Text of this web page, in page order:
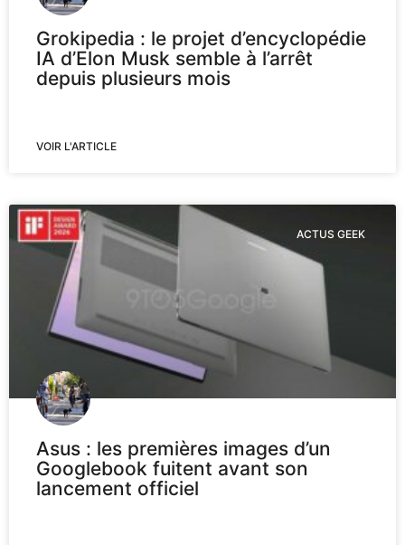
Grokipedia : le projet d’encyclopédie
IA d’Elon Musk semble à l’arrêt
depuis plusieurs mois
VOIR L'ARTICLE
ACTUS GEEK
Asus : les premières images d’un
Googlebook fuitent avant son
lancement officiel